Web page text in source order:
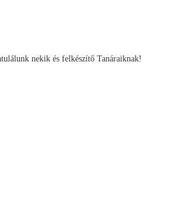
nekik és felkészítő Tanáraiknak!